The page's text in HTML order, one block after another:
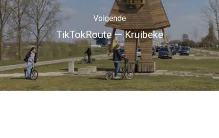
Volgende
TikTokRoute — Kruibeke